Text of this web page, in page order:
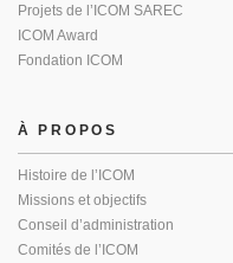
Projets de l’ICOM SAREC
ICOM Award
Fondation ICOM
À PROPOS
Histoire de l’ICOM
Missions et objectifs
Conseil d’administration
Comités de l’ICOM